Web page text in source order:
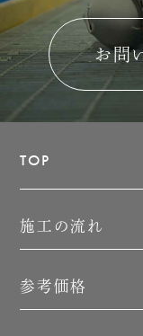
お問
TOP
施工の流れ
参考価格